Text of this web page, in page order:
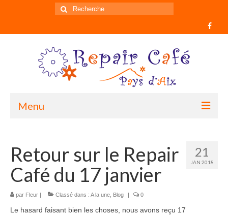
Rechercher
:
Menu
Informations
Historique du mouvement
Qui sommes nous ?
21
JAN 2018
Retour sur le Repair
Café du 17 janvier
par Fleur Classé dans : A la une Blog 0
Le hasard faisant bien les choses, nous avons reçu 17